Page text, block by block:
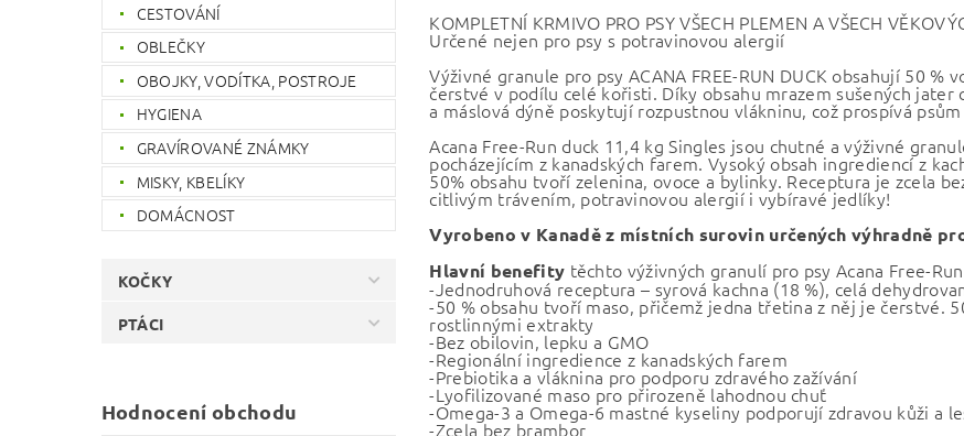
CESTOVÁNÍ
OBLEČKY
OBOJKY, VODÍTKA, POSTROJE
HYGIENA
GRAVÍROVANÉ ZNÁMKY
MISKY, KBELÍKY
DOMÁCNOST
KOČKY
PTÁCI
Hodnocení obchodu
KOMPLETNÍ KRMIVO PRO PSY VŠECH PLEMEN A VŠECH
Určené nejen pro psy s potravinovou alergií
Výživné granule pro psy ACANA FREE-RUN DUCK obsahují 50
čerstvé v podílu celé kořisti. Díky obsahu mrazem sušených
a máslová dýně poskytují rozpustnou vlákninu, což prospívá
Acana Free-Run duck 11,4 kg Singles jsou chutné a výživné
pocházejícím z kanadských farem. Vysoký obsah ingrediencí z
50% obsahu tvoří zelenina, ovoce a bylinky. Receptura je zcela
citlivým trávením, potravinovou alergií i vybíravé jedlíky!
Vyrobeno v Kanadě z místních surovin určených výhradně
Hlavní benefity těchto výživných granulí pro psy Acana Free-
-Jednodruhová receptura – syrová kachna (18 %), celá
-50 % obsahu tvoří maso, přičemž jedna třetina z něj je čerstvé.
rostlinnými extrakty
-Bez obilovin, lepku a GMO
-Regionální ingredience z kanadských farem
-Prebiotika a vláknina pro podporu zdravého zažívání
-Lyofilizované maso pro přirozeně lahodnou chuť
-Omega-3 a Omega-6 mastné kyseliny podporují zdravou kůži a
-Zcela bez brambor